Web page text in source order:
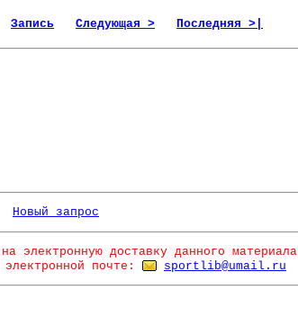
Запись Следующая > Последняя >|
Новый запрос
электронную доставку данного материала
почте:
sportlib@umail.ru